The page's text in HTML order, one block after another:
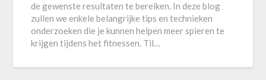
de gewenste resultaten te bereiken. In deze blog
zullen we enkele belangrijke tips en technieken
onderzoeken die je kunnen helpen meer spieren te
krijgen tijdens het fitnessen. Til…